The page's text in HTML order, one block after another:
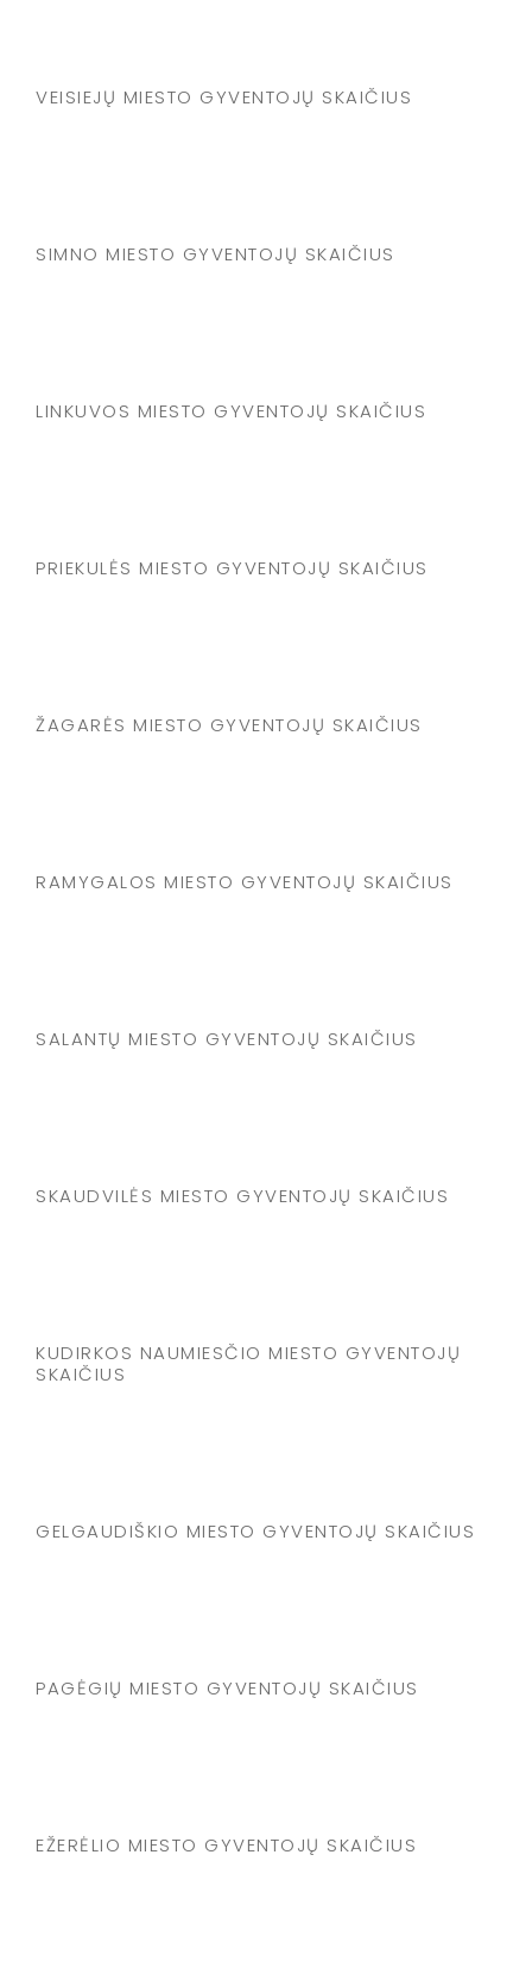
VEISIEJŲ MIESTO GYVENTOJŲ SKAIČIUS
SIMNO MIESTO GYVENTOJŲ SKAIČIUS
LINKUVOS MIESTO GYVENTOJŲ SKAIČIUS
PRIEKULĖS MIESTO GYVENTOJŲ SKAIČIUS
ŽAGARĖS MIESTO GYVENTOJŲ SKAIČIUS
RAMYGALOS MIESTO GYVENTOJŲ SKAIČIUS
SALANTŲ MIESTO GYVENTOJŲ SKAIČIUS
SKAUDVILĖS MIESTO GYVENTOJŲ SKAIČIUS
KUDIRKOS NAUMIESČIO MIESTO GYVENTOJŲ
SKAIČIUS
GELGAUDIŠKIO MIESTO GYVENTOJŲ SKAIČIUS
PAGĖGIŲ MIESTO GYVENTOJŲ SKAIČIUS
EŽERĖLIO MIESTO GYVENTOJŲ SKAIČIUS